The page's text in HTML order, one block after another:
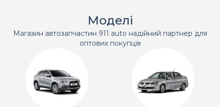
Моделі
Магазин автозапчастин 911 auto надійний партнер для
оптових покупців